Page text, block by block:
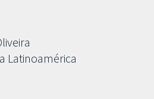
Latinoamérica